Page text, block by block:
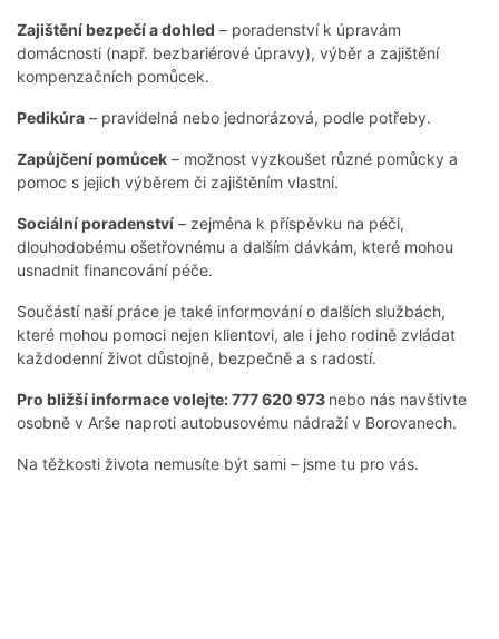
Zajištění bezpečí a dohled – poradenství k úpravám
domácnosti (např. bezbariérové úpravy), výběr a zajištění
kompenzačních pomůcek.
Pedikúra – pravidelná nebo jednorázová, podle potřeby.
Zapůjčení pomůcek – možnost vyzkoušet různé pomůcky a
pomoc s jejich výběrem či zajištěním vlastní.
Sociální poradenství – zejména k příspěvku na péči,
dlouhodobému ošetřovnému a dalším dávkám, které mohou
usnadnit financování péče.
Součástí naší práce je také informování o dalších službách,
které mohou pomoci nejen klientovi, ale i jeho rodině zvládat
každodenní život důstojně, bezpečně a s radostí.
Pro bližší informace volejte: 777 620 973 nebo nás navštivte
osobně v Arše naproti autobusovému nádraží v Borovanech.
Na těžkosti života nemusíte být sami – jsme tu pro vás.